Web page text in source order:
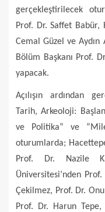
gerçekleştirilecek
Prof. Dr. Saffet Babür,
Cemal Güzel ve
Bölüm Başkanı Prof.
yapacak.
Açılışın ardından
Tarih, Arkeoloji:
ve Politika” ve
oturumlarda;
Prof. Dr. Nazile
Üniversitesi’nden
Çekilmez, Prof. Dr.
Prof. Dr. Harun